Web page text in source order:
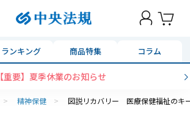
ランキング 商品特集 コラム
【重要】夏季休業のお知らせ
> 精神保健 > 図説リカバリー 医療保健福祉のキ